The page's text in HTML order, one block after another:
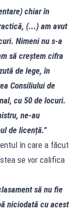
chiar în
(...) am avut
Nimeni nu s-a
să creștem cifra
de lege, în
Consiliului de
cu 50 de locuri.
ne-au
de licență.”
în care a făcut
se vor califica
să nu fie
niciodată cu acest